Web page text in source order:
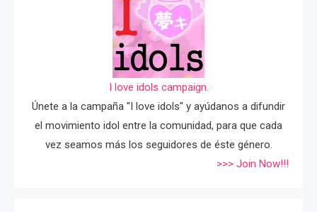
I love idols campaign.
Únete a la campaña "I love idols" y ayúdanos a difundir
el movimiento idol entre la comunidad, para que cada
vez seamos más los seguidores de éste género.
>>> Join Now!!!